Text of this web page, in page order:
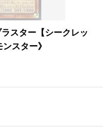
スター【シークレッ
スター》